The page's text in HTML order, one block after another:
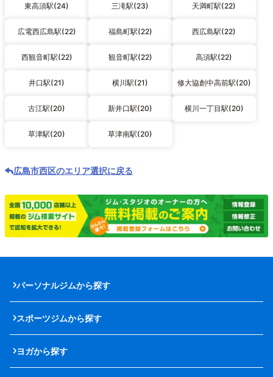
東高須駅(24) 三滝駅(23) 天満町駅(22)
広電西広島駅(22) 福島町駅(22) 西広島駅(22)
西観音町駅(22) 観音町駅(22) 高須駅(22)
井口駅(21) 横川駅(21) 修大協創中高前駅(20)
古江駅(20) 新井口駅(20) 横川一丁目駅(20)
草津駅(20) 草津南駅(20)
広島市西区のエリア選択に戻る
パーソナルジムから探す
スポーツジムから探す
ヨガから探す